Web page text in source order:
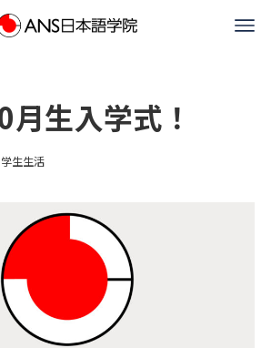
生入学式！
学生生活